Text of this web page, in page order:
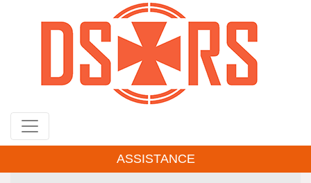
hovedindhold
ASSISTANCE